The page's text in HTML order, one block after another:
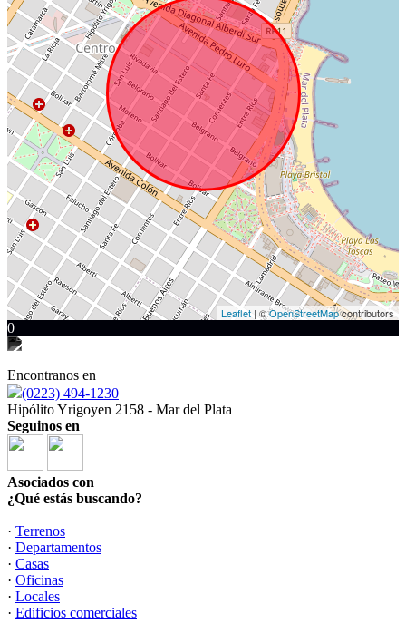
Leaflet | ©OpenStreetMapcontributors
0
Encontranos en
(0223) 494-1230
Hipólito Yrigoyen 2158 - Mar del Plata
Seguinos en
Asociados con
¿Qué estás buscando?
· Terrenos
· Departamentos
· Casas
· Oficinas
· Locales
· Edificios comerciales